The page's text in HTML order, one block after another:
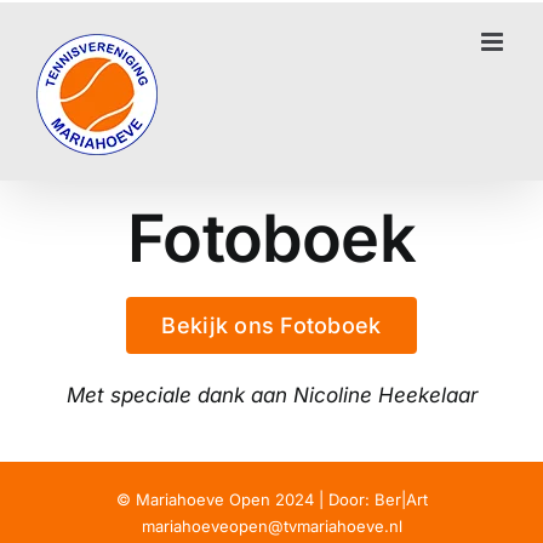
inhoud
Fotoboek
Bekijk ons Fotoboek
Met speciale dank aan Nicoline Heekelaar
© Mariahoeve Open 2024 | Door: Ber|Art
mariahoeveopen@tvmariahoeve.nl